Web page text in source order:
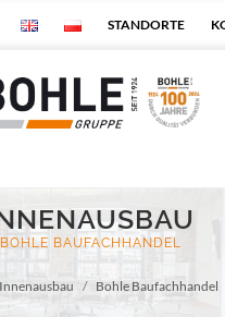
STANDORTE
BOHLE BAUFACHHANDEL
Innenausbau Bohle Baufachhandel